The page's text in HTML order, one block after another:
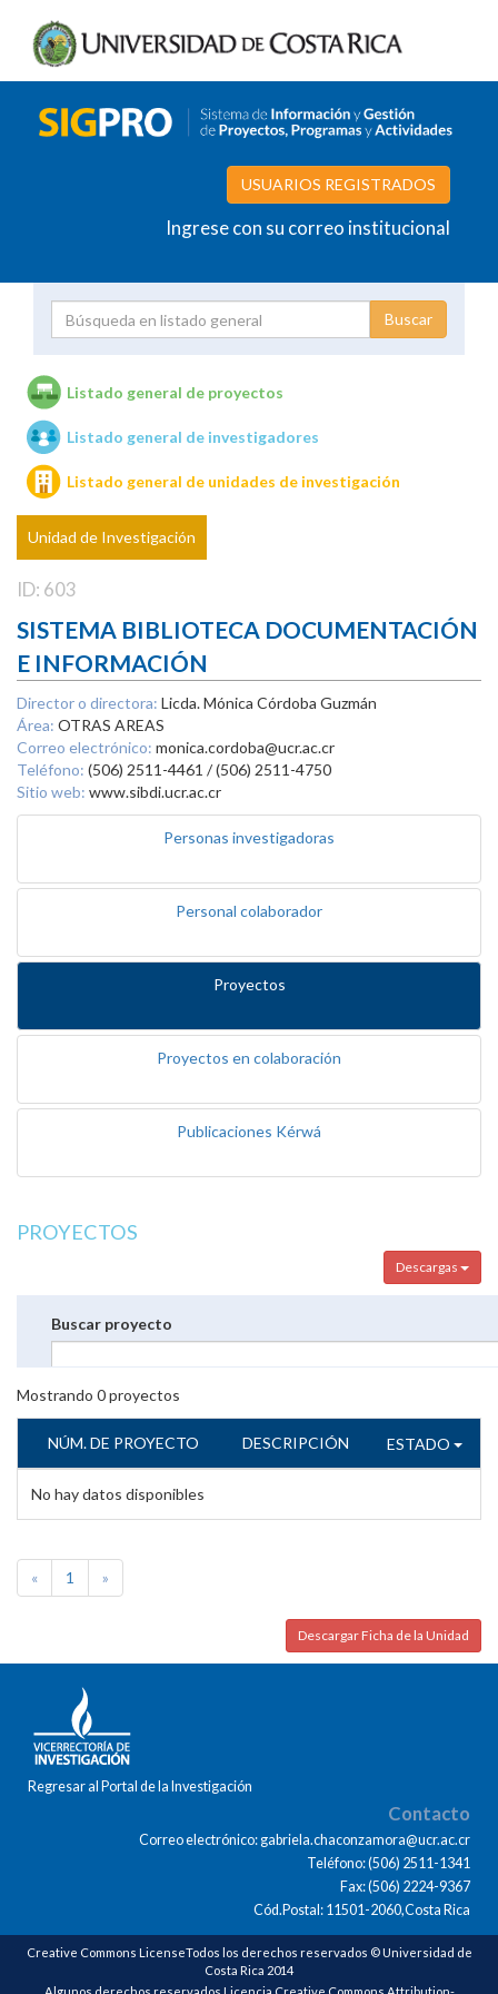
USUARIOS REGISTRADOS
Ingrese con su correo institucional
Unidades de investigación
Listado general de proyectos
Listado general de investigadores
Listado general de unidades de investigación
Unidad de Investigación
ID: 603
SISTEMA BIBLIOTECA DOCUMENTACIÓN
E INFORMACIÓN
Director o directora: Licda. Mónica Córdoba Guzmán
Área: OTRAS AREAS
Correo electrónico: monica.cordoba@ucr.ac.cr
Teléfono: (506) 2511-4461 / (506) 2511-4750
Sitio web: www.sibdi.ucr.ac.cr
Personas investigadoras
Personal colaborador
Proyectos
Proyectos en colaboración
Publicaciones Kérwá
PROYECTOS
Descargas
Buscar proyecto
Mostrando 0proyectos
NÚM. DE PROYECTO DESCRIPCIÓN ESTADO
No hay datos disponibles
« 1 »
Descargar Ficha de la Unidad
Regresar al Portal de la Investigación
Contacto
Correo electrónico: gabriela.chaconzamora@ucr.ac.cr
Teléfono: (506) 2511-1341
Fax: (506) 2224-9367
Cód.Postal: 11501-2060,Costa Rica
Creative Commons LicenseTodos los derechos reservados © Universidad de
Costa Rica 2014